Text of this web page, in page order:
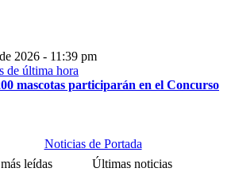
2026 - 11:39 pm
mascotas participarán en el Concurso
Noticias de Portada
leídas
Últimas noticias